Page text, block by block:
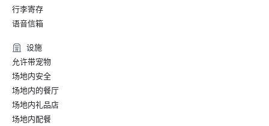
行李寄存
语音信箱
设施
允许带宠物
场地内安全
场地内的餐厅
场地内礼品店
场地内配餐